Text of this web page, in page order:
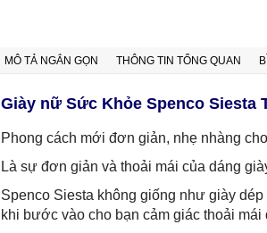
MÔ TẢ NGẮN GỌN THÔNG TIN TỔNG QUAN
Giày nữ Sức Khỏe Spenco Siesta
Phong cách mới đơn giản, nhẹ nhàng
Là sự đơn giản và thoải mái của dáng
Spenco Siesta không giống như giày
khi bước vào cho bạn cảm giác thoải mái